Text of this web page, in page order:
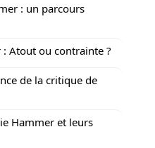
: un parcours
: Atout ou contrainte ?
de la critique de
Hammer et leurs